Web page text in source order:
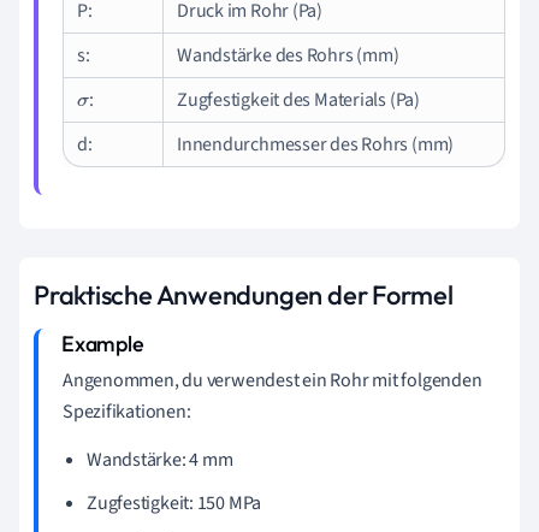
P:
Druck im Rohr (Pa)
s:
Wandstärke des Rohrs (mm)
σ:
Zugfestigkeit des Materials (Pa)
d:
Innendurchmesser des Rohrs (mm)
Praktische Anwendungen der Formel
Angenommen, du verwendest ein Rohr mit folgenden
Spezifikationen:
Wandstärke: 4 mm
Zugfestigkeit: 150 MPa